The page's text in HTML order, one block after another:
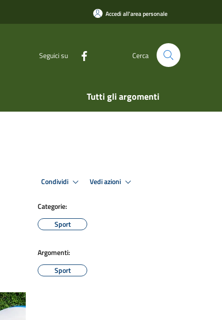
Accedi all'area personale
Seguici su Cerca
Tutti gli argomenti
Condividi Vedi azioni
Categorie:
Sport
Argomenti:
Sport